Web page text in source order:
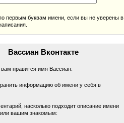
первым буквам имени, если вы не уверены в
Вассиан Вконтакте
нравится имя Вассиан:
информацию об имени у себя в
насколько подходит описание имени
вашим знакомым: